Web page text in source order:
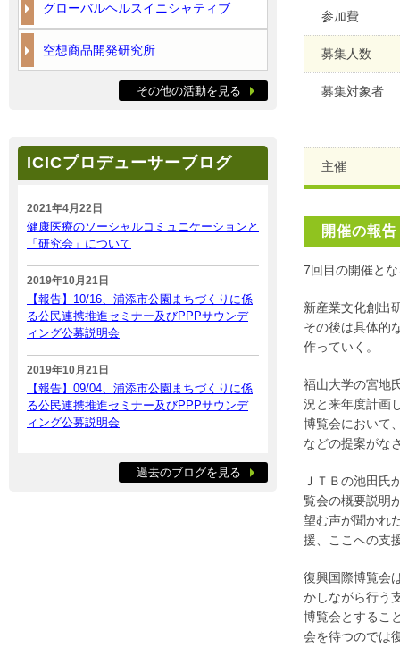
参加費
募集人数
募集対象者
主催
開催の報告
7回目の開催と
新産業文化創出
その後は具体的
作っていく。
福山大学の宮地
況と来年度計画
博覧会において
などの提案がな
ＪＴＢの池田
覧会の概要説明
望む声が聞かれ
援、ここへの支
復興国際博覧会
かしながら行う
博覧会とするこ
会を待つのでは
グローバルヘルスイニシャティブ
空想商品開発研究所
その他の活動を見る
ICICプロデューサーブログ
2021年4月22日
健康医療のソーシャルコミュニケーションと
「研究会」について
2019年10月21日
【報告】10/16、浦添市公園まちづくりに係
る公民連携推進セミナー及びPPPサウンデ
ィング公募説明会
2019年10月21日
【報告】09/04、浦添市公園まちづくりに係
る公民連携推進セミナー及びPPPサウンデ
ィング公募説明会
過去のブログを見る